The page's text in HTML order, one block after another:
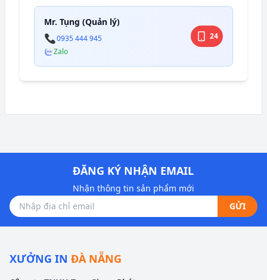
Mr. Tụng (Quản lý)
0935 444 945
Zalo
24
ĐĂNG KÝ NHẬN EMAIL
Nhận thông tin sản phẩm mới
GỬI
XƯỞNG IN ĐÀ NẴNG